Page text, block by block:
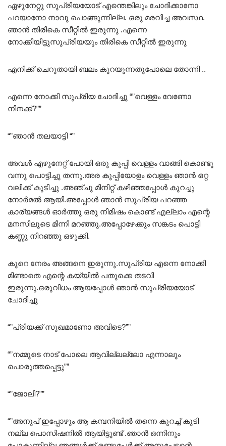
ഏഴുനേറ്റു സുപ്രിയയോട് എന്തെങ്കിലും ചോദിക്കാനോ
പറയാനോ നാവു പൊങ്ങുന്നില്ല. ഒരു മരവിച്ച അവസ്ഥ.
ഞാൻ തിരികെ സീറ്റിൽ ഇരുന്നു .എന്നെ
നോക്കിയിട്ടുസുപ്രിയയും തിരികെ സീറ്റിൽ ഇരുന്നു
എനിക്ക് ചെറുതായി ബലം കുറയുന്നതുപോലെ തോന്നി ..
എന്നെ നോക്കി സുപ്രിയ ചോദിച്ചു “”വെള്ളം വേണോ
നിനക്ക്?””
“”ഞാൻ തലയാട്ടി “”
അവൾ എഴുനേറ്റ് പോയി ഒരു കുപ്പി വെള്ളം വാങ്ങി കൊണ്ടു
വന്നു പൊട്ടിച്ചു തന്നു.അര കുപ്പിയോളം വെള്ളം ഞാൻ ഒറ്റ
വലിക്ക് കുടിച്ചു .അഞ്ചു മിനിറ്റ് കഴിഞ്ഞപ്പോൾ കുറച്ചു
നോർമൽ ആയി.അപ്പോൾ ഞാൻ സുപ്രിയ പറഞ്ഞ
കാര്യങ്ങൾ ഓർത്തു ഒരു നിമിഷം കൊണ്ട് എല്ലാം എന്റെ
മനസിലൂടെ മിന്നി മറഞ്ഞു.അപ്പോഴേക്കും സങ്കടം പൊട്ടി
കണ്ണു നിറഞ്ഞു ഒഴുക്കി.
കുറെ നേരം അങ്ങനെ ഇരുന്നു.സുപ്രിയ എന്നെ നോക്കി
മിണ്ടാതെ എന്റെ കയ്യിൽ പതുക്കെ തടവി
ഇരുന്നു.ഒരുവിധം ആയപ്പോൾ ഞാൻ സുപ്രിയയോട്
ചോദിച്ചു
“”പ്രിയക്ക് സുഖമാണോ അവിടെ?””
“”നമ്മുടെ നാട് പോലെ ആവില്ലല്ലോ എന്നാലും
പൊരുത്തപ്പെട്ടു””
“”ജോലി?””
“”അനൂപ് ഇപ്പോഴും ആ കമ്പനിയിൽ തന്നെ കുറച്ച് കൂടി
നല്ല പൊസിഷനിൽ ആയിട്ടുണ്ട് .ഞാൻ ഒന്നിനും